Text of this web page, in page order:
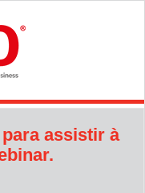
assistir à